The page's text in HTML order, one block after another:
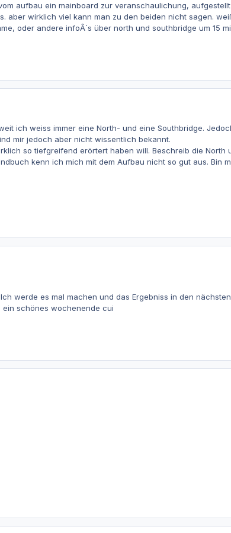
aufbau ein mainboard zur veranschaulichung,
aber wirklich viel kann man zu den beiden nicht sagen.
oder andere infoÂ´s über north und southbridge um 15
ich weiss immer eine North- und eine Southbridge.
mir jedoch aber nicht wissentlich bekannt.
so tiefgreifend erörtert haben will. Beschreib die North
kenn ich mich mit dem Aufbau nicht so gut aus. Bin
werde es mal machen und das Ergebniss in den
schönes wochenende cui